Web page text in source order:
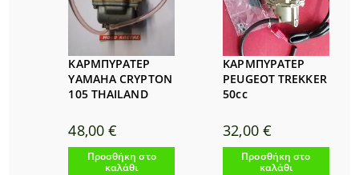
ΚΑΡΜΠΥΡΑΤΕΡ
YAMAHA CRYPTON
105 THAILAND
48,00€
Προσθήκη στο
καλάθι
ΚΑΡΜΠΥΡΑΤΕΡ
PEUGEOT TREKKER
50cc
32,00 €
Προσθήκη στο
καλάθι